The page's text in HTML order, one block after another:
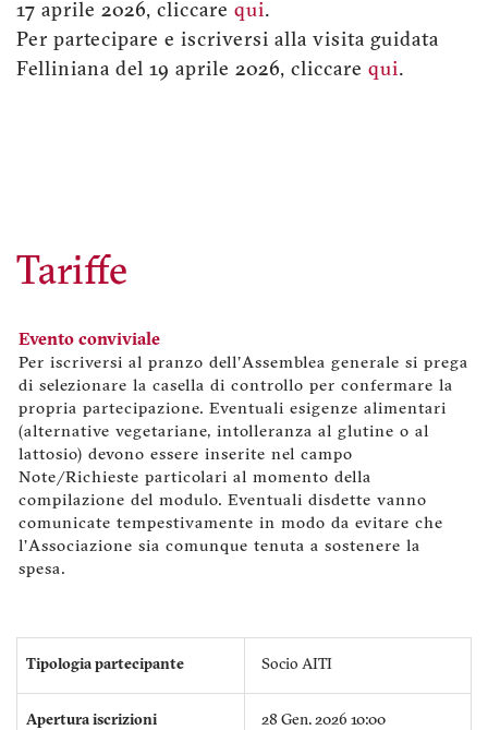
17 aprile 2026, cliccare qui.
Per partecipare e iscriversi alla visita guidata
Felliniana del 19 aprile 2026, cliccare qui.
Tariffe
Evento conviviale
Per iscriversi al pranzo dell'Assemblea generale si prega
di selezionare la casella di controllo per confermare la
propria partecipazione. Eventuali esigenze alimentari
(alternative vegetariane, intolleranza al glutine o al
lattosio) devono essere inserite nel campo
Note/Richieste particolari al momento della
compilazione del modulo. Eventuali disdette vanno
comunicate tempestivamente in modo da evitare che
l’Associazione sia comunque tenuta a sostenere la
spesa.
Tipologia partecipante
Apertura iscrizioni
Socio AITI
28 Gen. 2026 10:00